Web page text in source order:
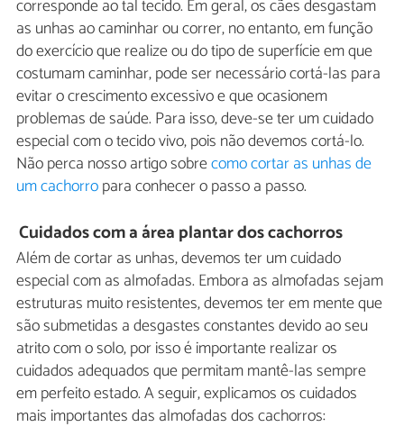
corresponde ao tal tecido. Em geral, os cães desgastam
as unhas ao caminhar ou correr, no entanto, em função
do exercício que realize ou do tipo de superfície em que
costumam caminhar, pode ser necessário cortá-las para
evitar o crescimento excessivo e que ocasionem
problemas de saúde. Para isso, deve-se ter um cuidado
especial com o tecido vivo, pois não devemos cortá-lo.
Não perca nosso artigo sobrecomo cortar as unhas de
um cachorropara conhecer o passo a passo.
Cuidados com a área plantar dos cachorros
Além de cortar as unhas, devemos ter um cuidado
especial com as almofadas. Embora as almofadas sejam
estruturas muito resistentes, devemos ter em mente que
são submetidas a desgastes constantes devido ao seu
atrito com o solo, por isso é importante realizar os
cuidados adequados que permitam mantê-las sempre
em perfeito estado. A seguir, explicamos os cuidados
mais importantes das almofadas dos cachorros: